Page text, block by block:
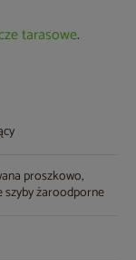
tarasowe.
proszkowo,
szyby żaroodporne